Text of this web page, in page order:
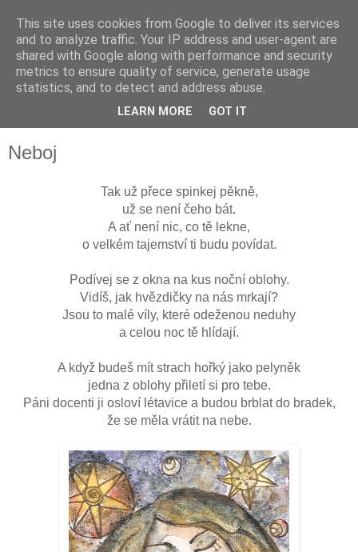
Neboj
Tak už přece spinkej pěkně,
už se není čeho bát.
A ať není nic, co tě lekne,
o velkém tajemství ti budu povídat.
Podívej se z okna na kus noční oblohy.
Vidíš, jak hvězdičky na nás mrkají?
Jsou to malé víly, které odeženou neduhy
a celou noc tě hlídají.
A když budeš mít strach hořký jako pelyněk
jedna z oblohy přiletí si pro tebe.
Páni docenti ji osloví létavice a budou brblat do bradek,
že se měla vrátit na nebe.
This site uses cookies from Google to deliver its services
and to analyze traffic. Your IP address and user-agent are
shared with Google along with performance and security
metrics to ensure quality of service, generate usage
statistics, and to detect and address abuse.
LEARN MORE GOT IT